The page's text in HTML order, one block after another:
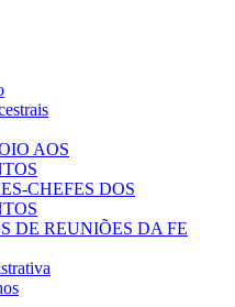
AOS
CHEFES DOS
DE REUNIÕES DA FE